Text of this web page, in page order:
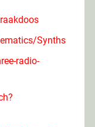
Synths
radio-